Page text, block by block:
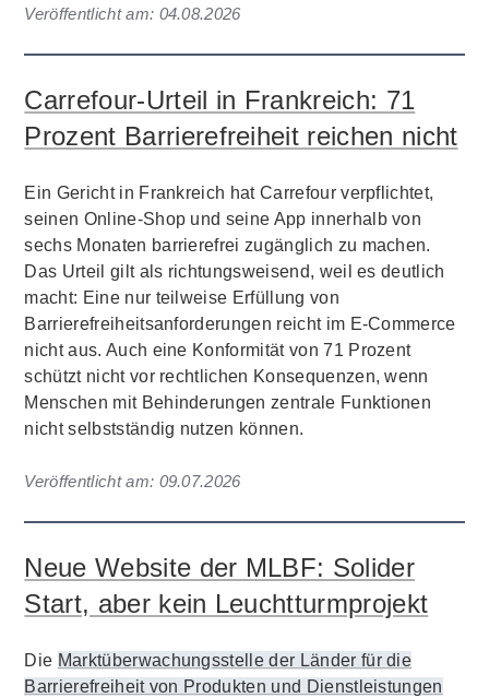
Veröffentlicht am: 04.08.2026
Carrefour-Urteil in Frankreich: 71
Prozent Barrierefreiheit reichen nicht
Ein Gericht in Frankreich hat Carrefour verpflichtet,
seinen Online-Shop und seine App innerhalb von
sechs Monaten barrierefrei zugänglich zu machen.
Das Urteil gilt als richtungsweisend, weil es deutlich
macht: Eine nur teilweise Erfüllung von
Barrierefreiheitsanforderungen reicht im E-Commerce
nicht aus. Auch eine Konformität von 71 Prozent
schützt nicht vor rechtlichen Konsequenzen, wenn
Menschen mit Behinderungen zentrale Funktionen
nicht selbstständig nutzen können.
Veröffentlicht am: 09.07.2026
Neue Website der MLBF: Solider
Start, aber kein Leuchtturmprojekt
Die Marktüberwachungsstelle der Länder für die
Barrierefreiheit von Produkten und Dienstleistungen